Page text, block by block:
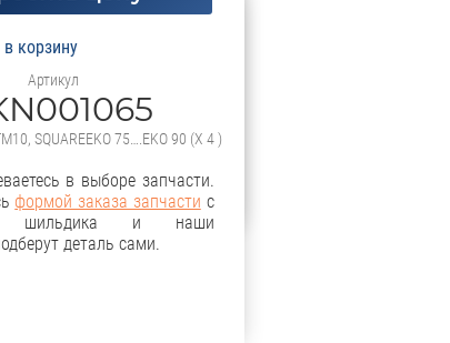
Артикул
SQUAREEKO 75….EKO 90 (X 4 )
в выборе запчасти.
формой заказа запчасти с
шильдика и наши
деталь сами.